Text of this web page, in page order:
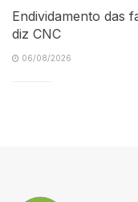
Endividamento das
diz CNC
06/08/2026